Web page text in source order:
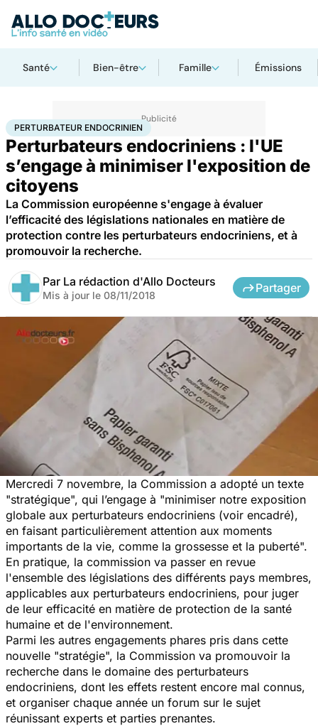
Santé Bien-être Famille Émissions
AccueilSantéPerturbateur endocrinien
PERTURBATEUR ENDOCRINIEN
Perturbateurs endocriniens : l'UE
s’engage à minimiser l'exposition de
citoyens
La Commission européenne s'engage à évaluer
l’efficacité des législations nationales en matière de
protection contre les perturbateurs endocriniens, et à
promouvoir la recherche.
Par La rédaction d'Allo Docteurs
Mis à jour le 08/11/2018
Partager
Mercredi 7 novembre, la Commission a adopté un texte
"stratégique", qui l’engage à "minimiser notre exposition
globale aux perturbateurs endocriniens (voir encadré),
en faisant particulièrement attention aux moments
importants de la vie, comme la grossesse et la puberté".
En pratique, la commission va passer en revue
l'ensemble des législations des différents pays membres,
applicables aux perturbateurs endocriniens, pour juger
de leur efficacité en matière de protection de la santé
humaine et de l'environnement.
Parmi les autres engagements phares pris dans cette
nouvelle "stratégie", la Commission va promouvoir la
recherche dans le domaine des perturbateurs
endocriniens, dont les effets restent encore mal connus,
et organiser chaque année un forum sur le sujet
réunissant experts et parties prenantes.